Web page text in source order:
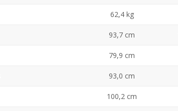
62,4 kg
93,7 cm
79,9 cm
93,0 cm
100,2 cm